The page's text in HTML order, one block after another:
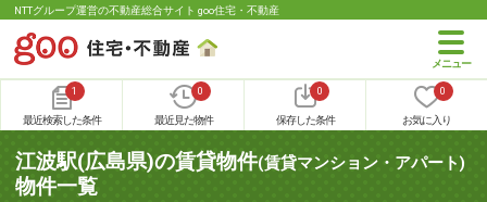
NTTグループ運営の不動産総合サイト goo住宅・不動産
1
最近検索した条件
0
最近見た物件
0
保存した条件
0
お気に入り
江波駅(広島県)の賃貸物件(賃貸マンション・アパート)
物件一覧